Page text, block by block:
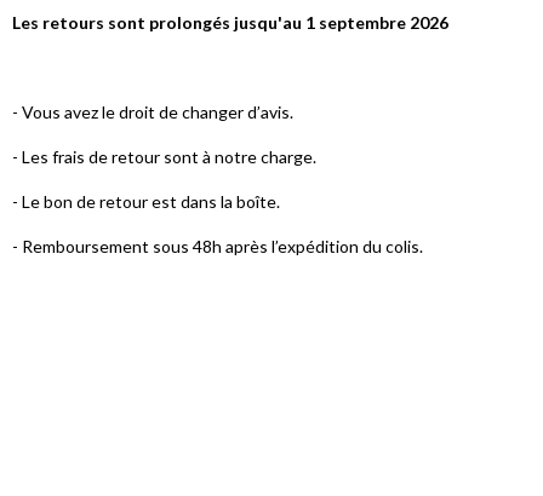
Les retours sont prolongés jusqu'au 1 septembre 2026
- Vous avez le droit de changer d’avis.
- Les frais de retour sont à notre charge.
- Le bon de retour est dans la boîte.
- Remboursement sous 48h après l’expédition du colis.